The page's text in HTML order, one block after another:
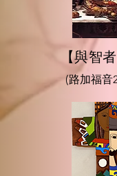
【與智
(路加福音